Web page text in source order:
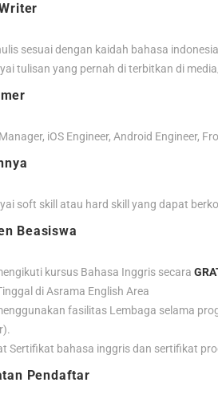
sesuai dengan kaidah bahasa
tulisan yang pernah di terbitkan di
iOS Engineer, Android Engineer,
soft skill atau hard skill yang dapat
Beasiswa
kursus Bahasa Inggris secara
di Asrama English Area
fasilitas Lembaga selama
Sertifikat bahasa inggris dan sertifikat
Pendaftar